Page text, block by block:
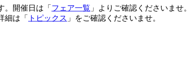
開催日は「 フェア一覧 」よりご確認くださいませ。
細は「
トピックス 」をご確認くださいませ。